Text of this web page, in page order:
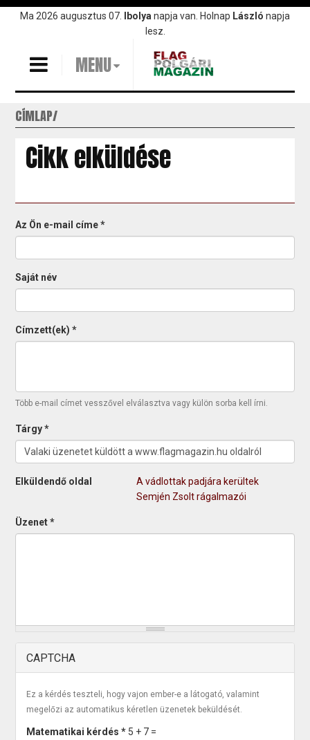
UgrásMa 2026 augusztus 07. Ibolya napja van. Holnap László napja
lesz.
MENU
CÍMLAP
Cikk elküldése
Az Ön e-mail címe*
Saját név
Címzett(ek)*
Több e-mail címet vesszővel elválasztva vagy külön sorba kell írni.
Tárgy*
Elküldendő oldal
A vádlottak padjára kerültek
Semjén Zsolt rágalmazói
Üzenet*
CAPTCHA
Ez a kérdés teszteli, hogy vajon ember-e a látogató, valamint
megelőzi az automatikus kéretlen üzenetek beküldését.
Matematikai kérdés* 5 + 7 =